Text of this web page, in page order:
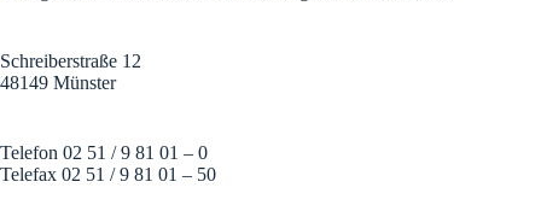
Schreiberstraße 12
48149 Münster
Telefon 02 51 / 9 81 01 – 0
Telefax 02 51 / 9 81 01 – 50